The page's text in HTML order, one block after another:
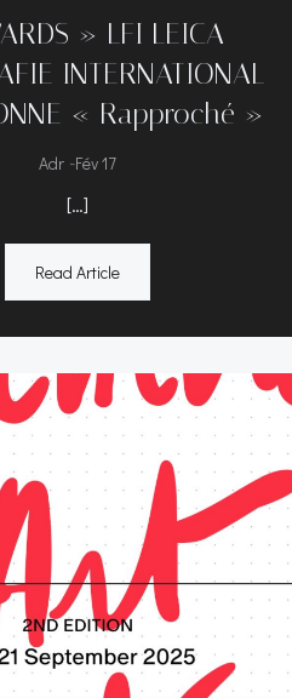
» LFI LEICA
INTERNATIONAL
« Rapproché »
Adr -Fév 17
[…]
Read Article